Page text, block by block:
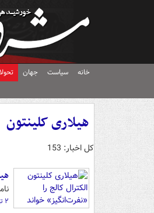
خانه سیاست جهان
هیلاری کلینتون
کل اخبار: 153
۲ تیر ۰۵ - ۱۲:۱۴